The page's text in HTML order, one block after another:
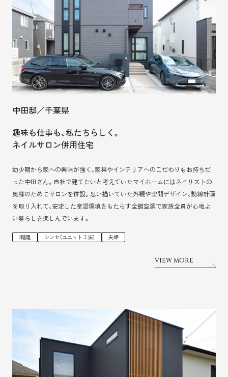
中田邸／千葉県
趣味も仕事も、私たちらしく。
ネイルサロン併用住宅
幼少期から家への興味が強く、家具やインテリアへのこだわりもお持ちだ
った中田さん。自社で建てたいと考えていたマイホームにはネイリストの
奥様のためにサロンを併設。思い描いていた外観や空間デザイン、動線計画
を取り入れて、安定した室温環境をもたらす全館空調で家族全員が心地よ
い暮らしを楽しんでいます。
2階建 シンセ（ユニット工法） 夫婦
VIEW MORE